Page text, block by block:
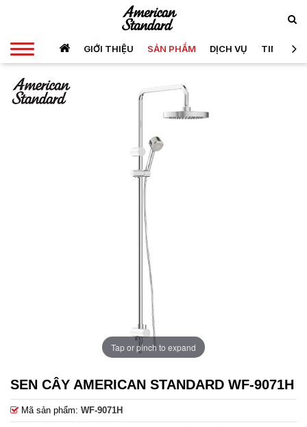
GIỚI THIỆU SẢN PHẨM DỊCH VỤ TIN TỨC
Tap or pinch to expand
SEN CÂY AMERICAN STANDARD WF-9071H
Mã sản phẩm: WF-9071H